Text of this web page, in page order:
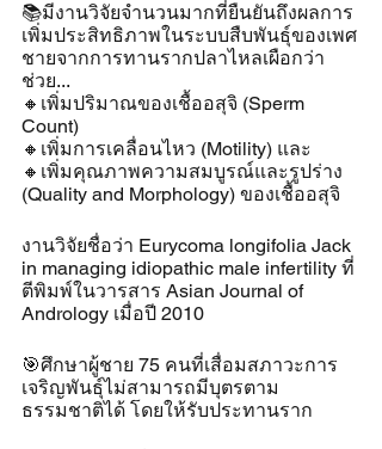
📚มีงานวิจัยจำนวนมากที่ยืนยันถึงผลการ
เพิ่มประสิทธิภาพในระบบสืบพันธุ์ของเพศ
ชายจากการทานรากปลาไหลเผือกว่า
ช่วย...
🔸️เพิ่มปริมาณของเชื้ออสุจิ (Sperm
Count)
🔸️เพิ่มการเคลื่อนไหว (Motility) และ
🔸️เพิ่มคุณภาพความสมบูรณ์และรูปร่าง
(Quality and Morphology) ของเชื้ออสุจิ
งานวิจัยชื่อว่า Eurycoma longifolia Jack
in managing idiopathic male infertility ที่
ตีพิมพ์ในวารสาร Asian Journal of
Andrology เมื่อปี 2010
🎯ศึกษาผู้ชาย 75 คนที่เสื่อมสภาวะการ
เจริญพันธุ์ไม่สามารถมีบุตรตาม
ธรรมชาติได้ โดยให้รับประทานราก